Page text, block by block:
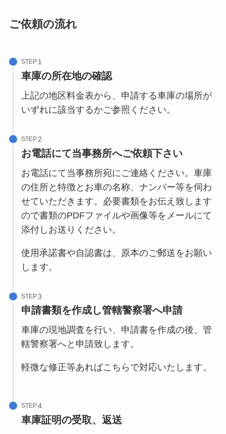
ご依頼の流れ
STEP
車庫の所在地の確認
上記の地区料金表から、申請する車庫の場所が
いずれに該当するかご参照ください。
STEP
お電話にて当事務所へご依頼下さい
お電話にて当事務所宛にご連絡ください。車庫
の住所と特徴とお車の名称、ナンバー等を伺わ
せていただきます。必要書類をお伝え致します
ので書類のPDFファイルや画像等をメールにて
添付しお送りください。
使用承諾書や自認書は、原本のご郵送をお願い
します。
STEP
申請書類を作成し管轄警察署へ申請
車庫の現地調査を行い、申請書を作成の後、管
轄警察署へと申請致します。
軽微な修正等あればこちらで対応いたします。
STEP
車庫証明の受取、返送